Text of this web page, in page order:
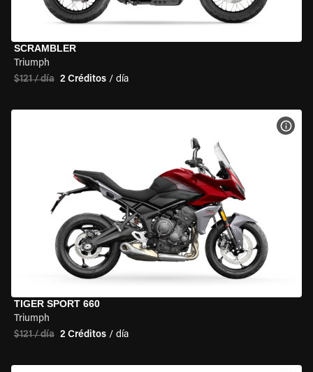
SCRAMBLER
Triumph
$121 / día 2 Créditos / día
TIGER SPORT 660
Triumph
$121 / día 2 Créditos / día
VER